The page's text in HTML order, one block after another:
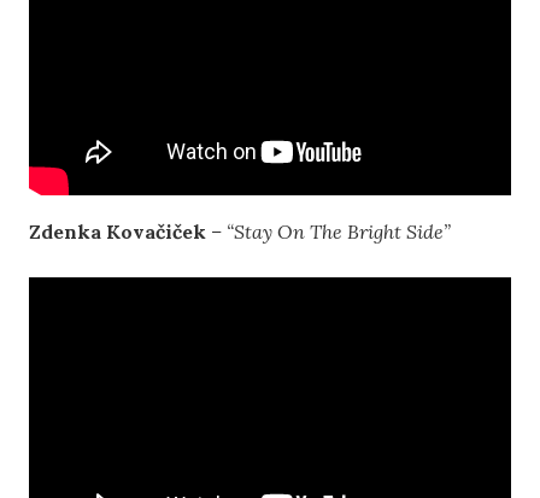
Zdenka Kovačiček – “Stay On The Bright Side”